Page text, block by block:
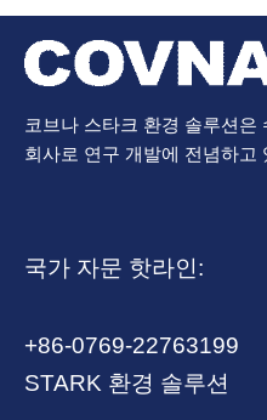
코브나 스타크 환경 솔루션은
회사로 연구 개발에 전념하고
국가 자문 핫라인:
+86-0769-22763199
STARK 환경 솔루션